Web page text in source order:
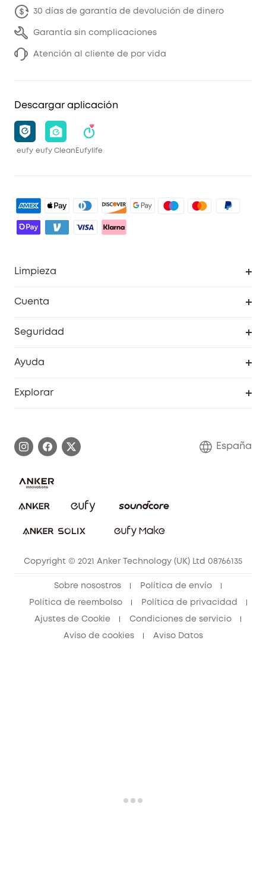
30 días de garantía de devolución de dinero
Garantía sin complicaciones
Atención al cliente de por vida
Descargar aplicación
eufy eufy Clean Eufylife
Limpieza
Cuenta
Seguridad
Sistemas de Alarma
Explorar todo
Ayuda
Preguntas frecuentes sobre pedidos
Portal web de seguridad
Explorar
Conviértete en afiliado
España
Copyright © 2021 Anker Technology (UK) Ltd 08766135
Sobre nosostros Política de envío
Política de reembolso Política de privacidad
Ajustes de Cookie Condiciones de servicio
Aviso de cookies Aviso Datos